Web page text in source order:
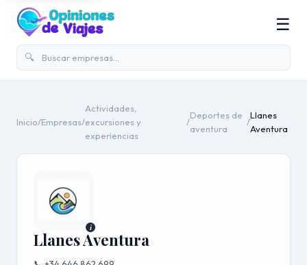
🔍
☰
Inicio/Empresas/
Actividades,
excursiones y
experiencias
/
Deportes de
aventura
/
Llanes
Aventura
i
Llanes Aventura